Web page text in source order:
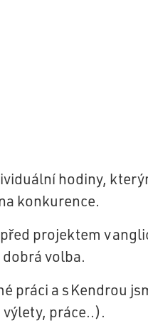
hodiny,
konkurence.
projektem v
volba.
práci a sKendrou
práce..).